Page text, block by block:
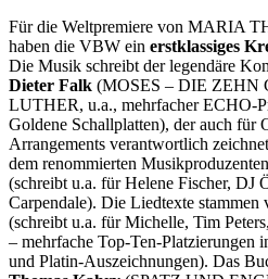
Für die Weltpremiere von MARIA
haben die VBW ein erstklassiges
Die Musik schreibt der legendäre
Dieter Falk (MOSES – DIE ZEHN
LUTHER, u.a., mehrfacher ECHO-
Goldene Schallplatten), der auch für
Arrangements verantwortlich
dem renommierten
(schreibt u.a. für Helene Fischer, DJ
Carpendale). Die Liedtexte stammen
(schreibt u.a. für Michelle, Tim
– mehrfache Top-Ten-Platzierungen
und Platin-Auszeichnungen). Das